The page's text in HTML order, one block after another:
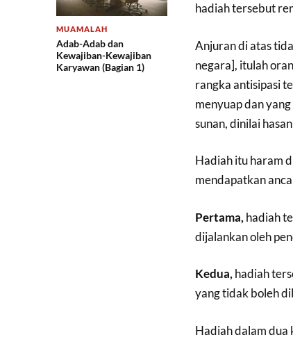
MUAMALAH
Adab-Adab dan
Kewajiban-Kewajiban
Karyawan (Bagian 1)
hadiah tersebut
Anjuran di atas
negara], itulah
rangka antisipasi
menyuap dan
sunan, dinilai
Hadiah itu haram
mendapatkan
Pertama, hadiah
dijalankan oleh
Kedua, hadiah
yang tidak boleh
Hadiah dalam dua